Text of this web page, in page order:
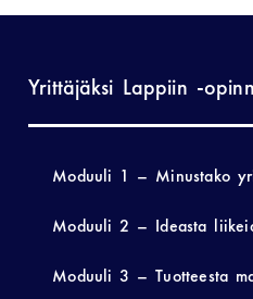
Yrittäjäksi Lappiin -
Moduuli 1 – Minustako
Moduuli 2 – Ideasta
Moduuli 3 – Tuotteesta